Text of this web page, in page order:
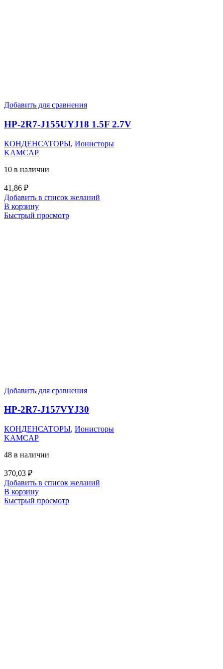
Добавить для сравнения
HP-2R7-J155UYJ18 1.5F 2.7V
КОНДЕНСАТОРЫ, Ионисторы
KAMCAP
10 в наличии
41,86 ₽
Добавить в список желаний
В корзину
Быстрый просмотр
Добавить для сравнения
HP-2R7-J157VYJ30
КОНДЕНСАТОРЫ, Ионисторы
KAMCAP
48 в наличии
370,03 ₽
Добавить в список желаний
В корзину
Быстрый просмотр